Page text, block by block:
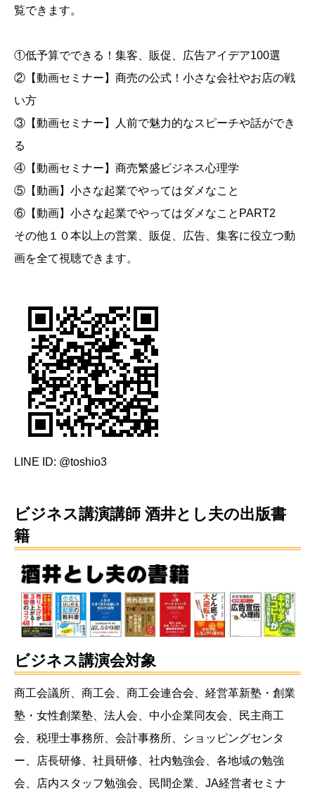
覧できます。
①低予算でできる！集客、販促、広告アイデア100選
②【動画セミナー】商売の公式！小さな会社やお店の戦
い方
③【動画セミナー】人前で魅力的なスピーチや話ができ
る
④【動画セミナー】商売繁盛ビジネス心理学
⑤【動画】小さな起業でやってはダメなこと
⑥【動画】小さな起業でやってはダメなことPART2
その他１０本以上の営業、販促、広告、集客に役立つ動
画を全て視聴できます。
LINE ID: @toshio3
ビジネス講演講師 酒井とし夫の出版書
籍
ビジネス講演会対象
商工会議所、商工会、商工会連合会、経営革新塾・創業
塾・女性創業塾、法人会、中小企業同友会、民主商工
会、税理士事務所、会計事務所、ショッピングセンタ
ー、店長研修、社員研修、社内勉強会、各地域の勉強
会、店内スタッフ勉強会、民間企業、JA経営者セミナ